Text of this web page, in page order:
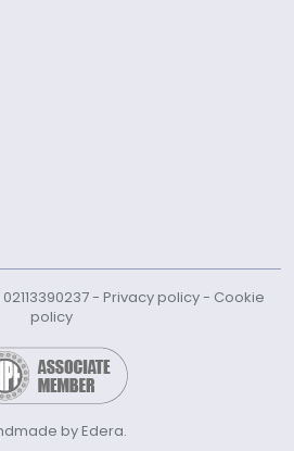
- Privacy policy- Cookie
policy
by Edera.